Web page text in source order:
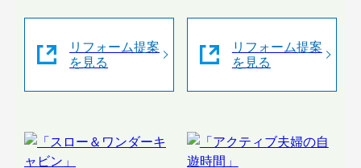
リフォーム提案
を見る
リフォーム提案
を見る